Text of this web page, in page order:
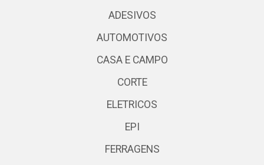
ADESIVOS
AUTOMOTIVOS
CASA E CAMPO
CORTE
ELETRICOS
EPI
FERRAGENS